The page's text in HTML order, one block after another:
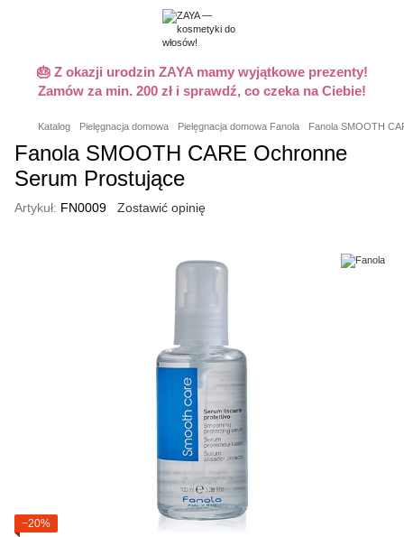
🎂 Z okazji urodzin ZAYA mamy wyjątkowe prezenty!
Zamów za min. 200 zł i sprawdź, co czeka na Ciebie!
Katalog Pielęgnacja domowa Pielęgnacja domowa Fanola Fanola SMOOTH
Fanola SMOOTH CARE Ochronne
Serum Prostujące
Artykuł: FN0009 Zostawić opinię
−20%